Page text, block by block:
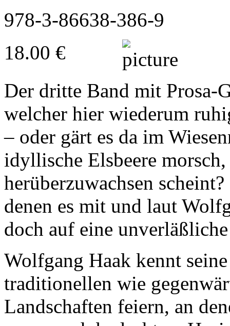
978-3-86638-386-9
18.00 €
Der dritte Band mit Prosa-
welcher hier wiederum
– oder gärt es da im
idyllische Elsbeere
herüberzuwachsen
denen es mit und laut
doch auf eine
Wolfgang Haak kennt
traditionellen wie
Landschaften feiern, an